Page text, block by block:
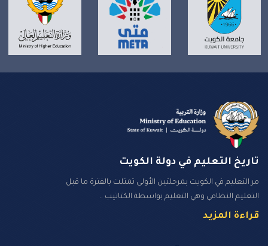
تاريخ التعليم في دولة الكويت
مر التعليم في الكويت بمرحلتين الأولى تمثلت بالفترة ما قبل
التعليم النظامي وهي التعليم بواسطة الكتاتيب ..
قراءة المزيد